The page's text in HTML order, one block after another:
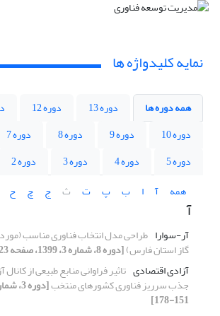
نمایه کلیدواژه ها
همه دوره ها دوره 13 دوره 12
دوره 10
دوره 9 دوره 8 دوره 7
دوره 5
دوره 4 دوره 3 دوره 2
همه
آ ا ب پ ت ث ج چ ح
آ
آر-سوارا طراحی مدل انتخاب فناوری مناسب
گاز استان فارس)[دوره 8، شماره 3، 1399، صفحه 123-150]
آزادی اقتصادی تاثیر فراوانی منابع طبیعی از
جذب سرریز فناوری کشورهای منتخب
151-178]